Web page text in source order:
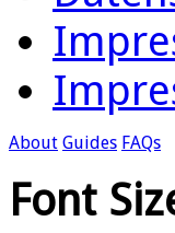
About Guides FAQs
Font